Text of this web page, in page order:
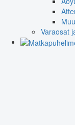
Varaosat